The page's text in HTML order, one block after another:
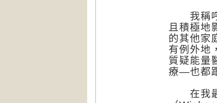
我稱呼
且積極地
的其他家
有例外地
質疑能量
療—也都
在我最